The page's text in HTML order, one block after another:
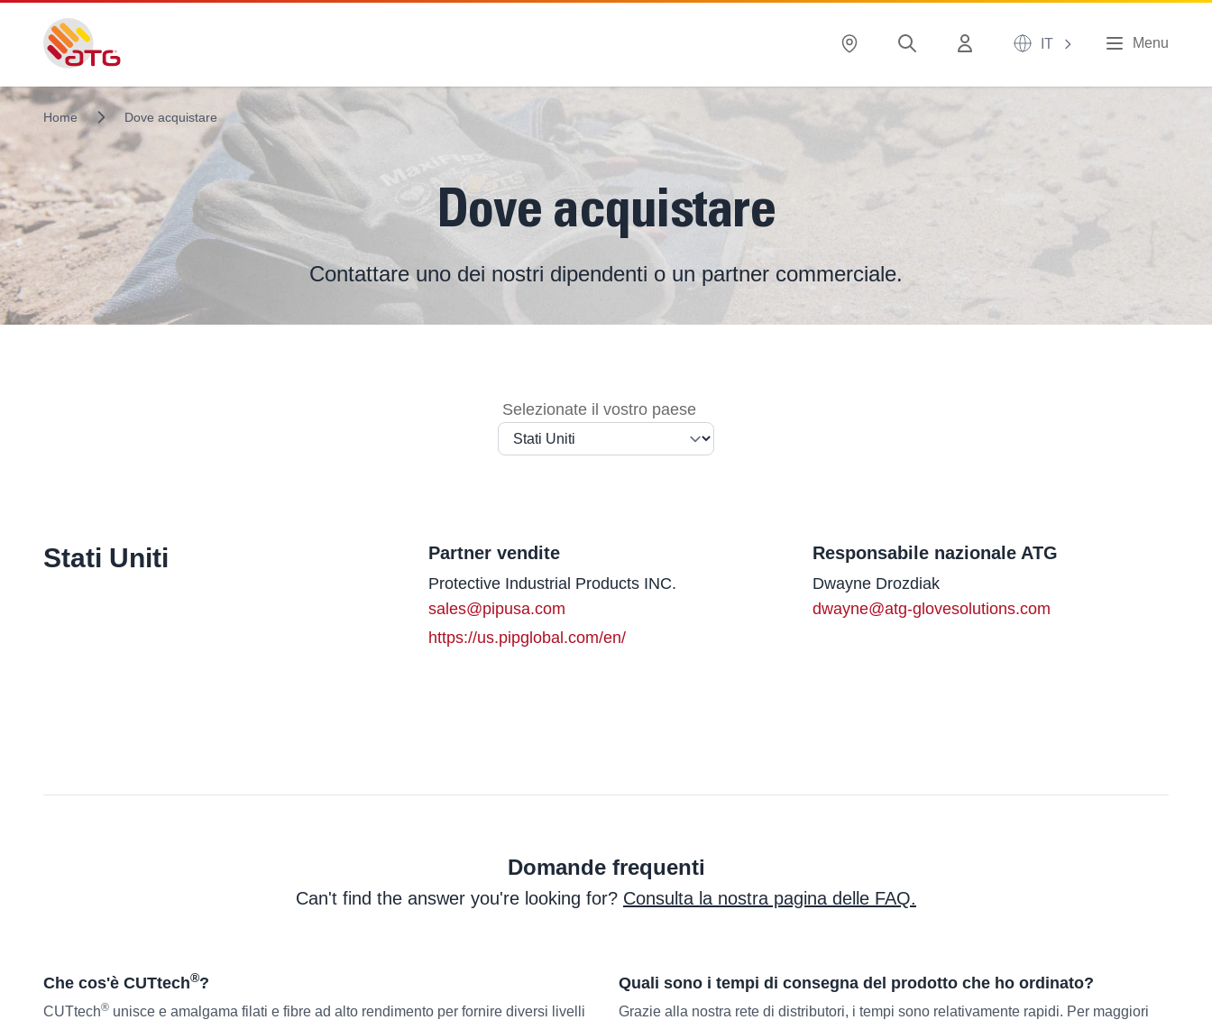
IT Menu
Home Dove acquistare
Dove acquistare
Contattare uno dei nostri dipendenti o un partner commerciale.
Selezionate il vostro paese
Stati Uniti Partner vendite
Nome
Protective Industrial Products INC.
E-mail
sales@pipusa.com
Website
https://us.pipglobal.com/en/
Responsabile nazionale ATG
Nome
Dwayne Drozdiak
E-mail
dwayne@atg-glovesolutions.com
Domande frequenti
Can't find the answer you're looking for? Consulta la nostra pagina delle FAQ.
Che cos'è CUTtech®?
CUTtech® unisce e amalgama filati e fibre ad alto rendimento per fornire diversi livelli
Quali sono i tempi di consegna del prodotto che ho ordinato?
Grazie alla nostra rete di distributori, i tempi sono relativamente rapidi. Per maggiori